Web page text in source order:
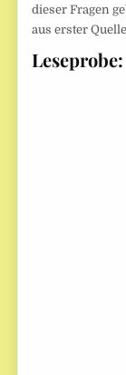
dieser Fragen
aus erster
Leseprobe: